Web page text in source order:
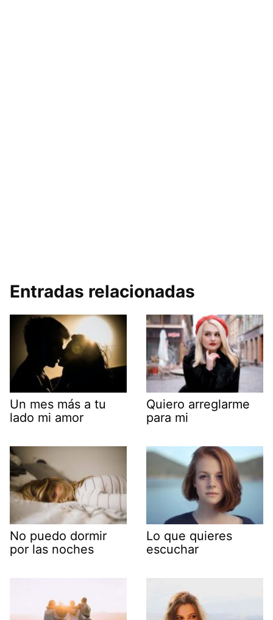
Entradas relacionadas
Un mes más a tu
lado mi amor
Quiero arreglarme
para mi
No puedo dormir
por las noches
Lo que quieres
escuchar